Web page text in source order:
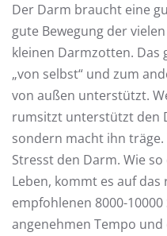
Der Darm braucht eine
gute Bewegung der
kleinen Darmzotten.
„von selbst“ und zum
von außen unterstützt.
rumsitzt unterstützt den
sondern macht ihn
Stresst den Darm. Wie
Leben, kommt es auf das
empfohlenen 8000-
angenehmen Tempo